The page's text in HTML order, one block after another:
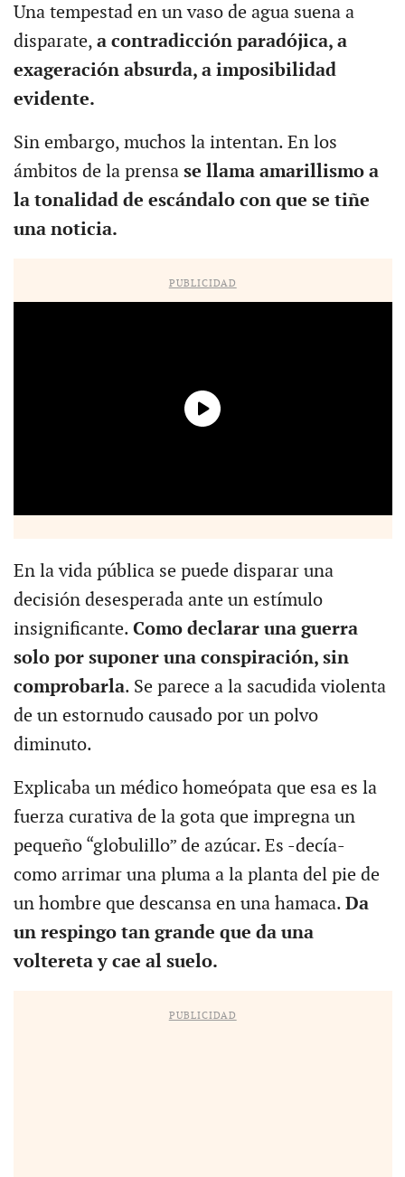
Una tempestad en un vaso de agua suena a
disparate, a contradicción paradójica, a
exageración absurda, a imposibilidad
evidente.
Sin embargo, muchos la intentan. En los
ámbitos de la prensa se llama amarillismo a
la tonalidad de escándalo con que se tiñe
una noticia.
PUBLICIDAD
En la vida pública se puede disparar una
decisión desesperada ante un estímulo
insignificante. Como declarar una guerra
solo por suponer una conspiración, sin
comprobarla. Se parece a la sacudida violenta
de un estornudo causado por un polvo
diminuto.
Explicaba un médico homeópata que esa es la
fuerza curativa de la gota que impregna un
pequeño “globulillo” de azúcar. Es -decía-
como arrimar una pluma a la planta del pie de
un hombre que descansa en una hamaca. Da
un respingo tan grande que da una
voltereta y cae al suelo.
PUBLICIDAD